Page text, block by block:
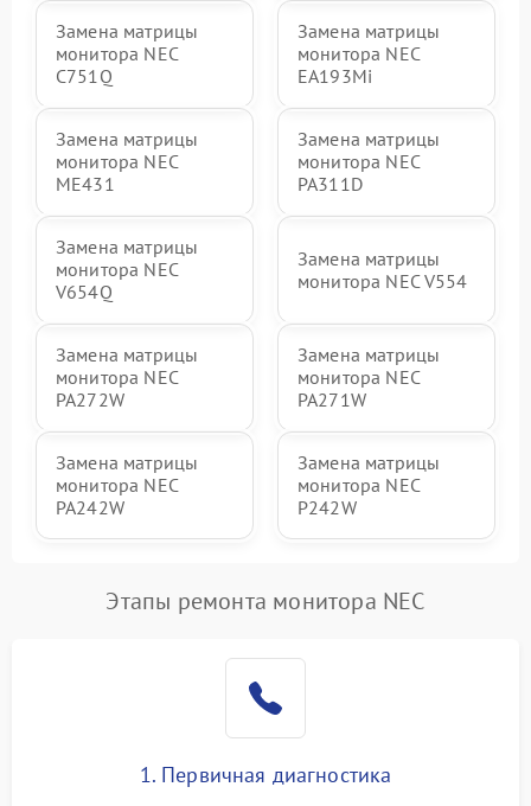
Замена матрицы
монитора NEC
C751Q
Замена матрицы
монитора NEC
EA193Mi
Замена матрицы
монитора NEC
ME431
Замена матрицы
монитора NEC
PA311D
Замена матрицы
монитора NEC
V654Q
Замена матрицы
монитора NEC V554
Замена матрицы
монитора NEC
PA272W
Замена матрицы
монитора NEC
PA271W
Замена матрицы
монитора NEC
PA242W
Замена матрицы
монитора NEC
P242W
Этапы ремонта монитора NEC
1. Первичная диагностика